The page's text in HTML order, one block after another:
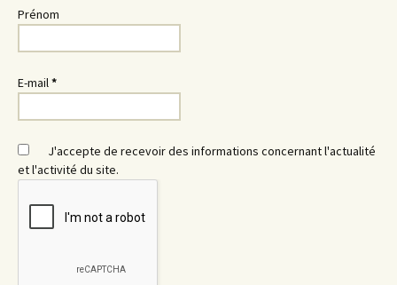
Prénom
E-mail*
J'accepte de recevoir des informations concernant l'actualité
et l'activité du site.